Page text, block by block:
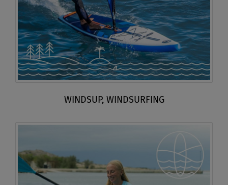
WINDSUP, WINDSURFING